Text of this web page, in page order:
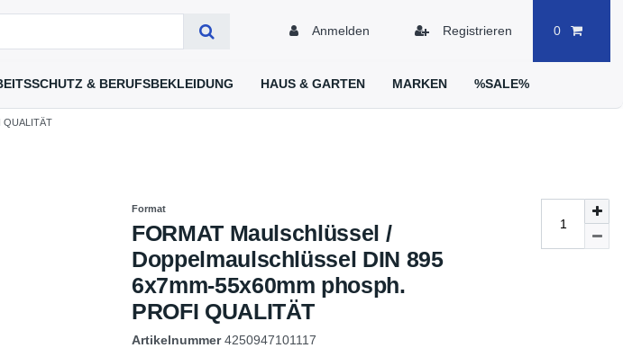
Anmelden Registrieren 0
& BERUFSBEKLEIDUNG HAUS & GARTEN MARKEN %SALE%
QUALITÄT
Format
FORMAT Maulschlüssel /
Doppelmaulschlüssel DIN 895
6x7mm-55x60mm phosph.
PROFI QUALITÄT
Artikelnummer4250947101117